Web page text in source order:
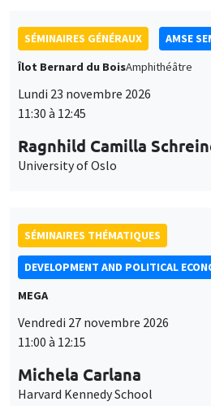
SÉMINAIRES GÉNÉRAUX
AMSE
Îlot Bernard du BoisAmphithéâtre
11:30 à 12:45
University of Oslo
SÉMINAIRES THÉMATIQUES
DEVELOPMENT AND POLITICAL
MEGA
11:00 à 12:15
Harvard Kennedy School